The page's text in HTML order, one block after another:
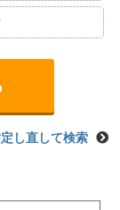
し直して検索